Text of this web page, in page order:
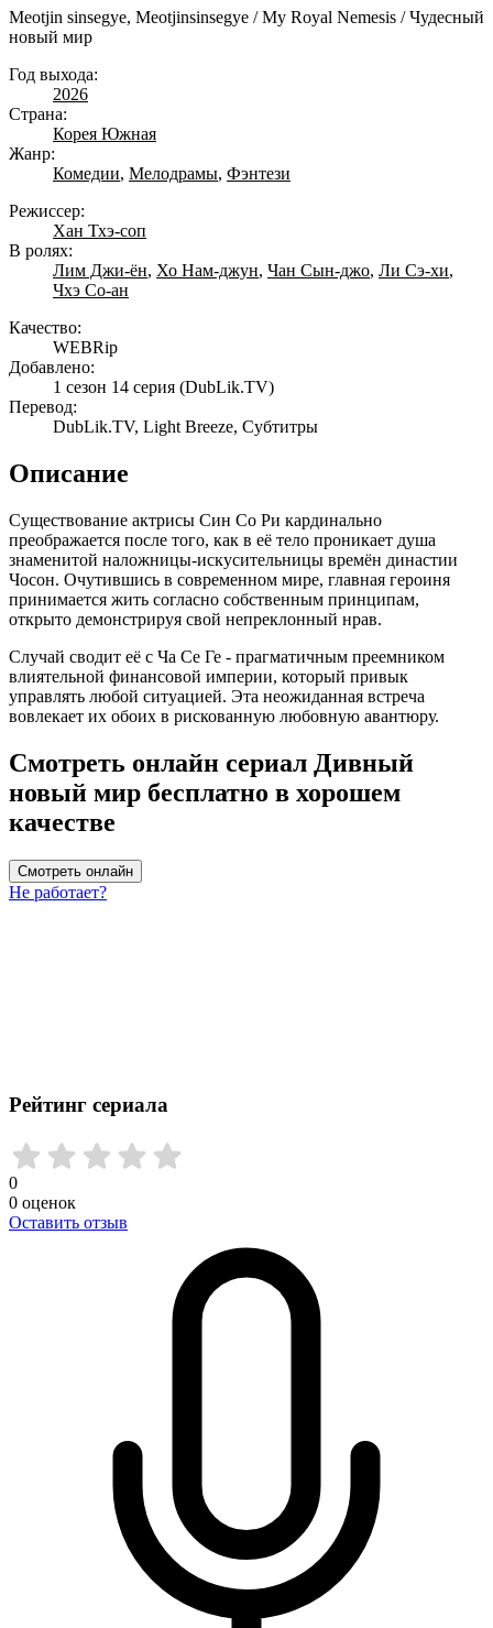
Meotjin sinsegye, Meotjinsinsegye / My Royal Nemesis / Чудесный
новый мир
Год выхода:
2026
Страна:
Корея Южная
Жанр:
Комедии, Мелодрамы, Фэнтези
Режиссер:
Хан Тхэ-соп
В ролях:
Лим Джи-ён, Хо Нам-джун, Чан Сын-джо, Ли Сэ-хи,
Чхэ Со-ан
Качество:
WEBRip
Добавлено:
1 сезон 14 серия (DubLik.TV)
Перевод:
DubLik.TV, Light Breeze, Субтитры
Описание
Существование актрисы Син Со Ри кардинально
преображается после того, как в её тело проникает душа
знаменитой наложницы-искусительницы времён династии
Чосон. Очутившись в современном мире, главная героиня
принимается жить согласно собственным принципам,
открыто демонстрируя свой непреклонный нрав.
Случай сводит её с Ча Се Ге - прагматичным преемником
влиятельной финансовой империи, который привык
управлять любой ситуацией. Эта неожиданная встреча
вовлекает их обоих в рискованную любовную авантюру.
Смотреть онлайн сериал Дивный
новый мир бесплатно в хорошем
качестве
Смотреть онлайн
Не работает?
Рейтинг сериала
0
0 оценок
Оставить отзыв